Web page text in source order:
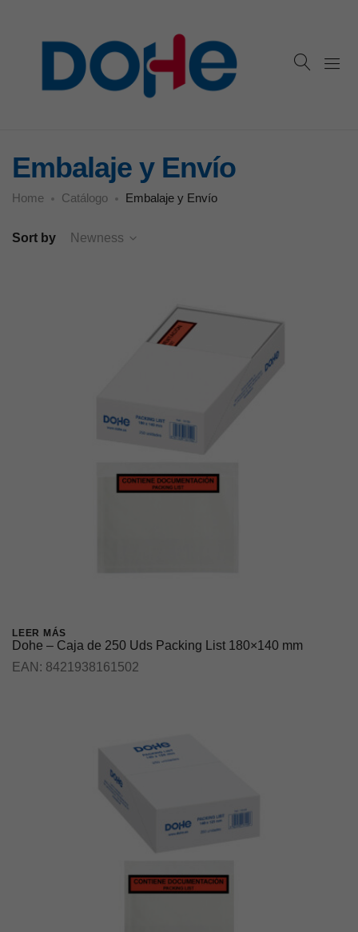
Embalaje y Envío
Home Catálogo Embalaje y Envío
Sort by Newness
LEER MÁS
Dohe – Caja de 250 Uds Packing List 180×140 mm
EAN: 8421938161502